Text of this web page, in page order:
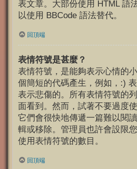
表文章。大部份使用 HTML 語
以使用 BBCode 語法替代。
回頂端
表情符號是甚麼？
表情符號，是能夠表示心情的
個簡短的代碼產生，例如，:)
表示悲傷的。所有表情符號的
面看到。然而，試著不要過度
它們會很快地傳遞一篇難以閱
輯或移除。管理員也許會設限
使用表情符號的數目。
回頂端